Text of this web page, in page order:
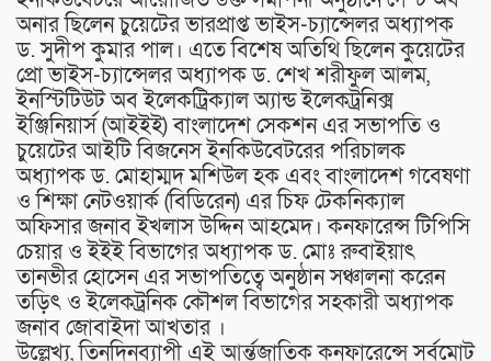
অনার ছিলেন চুয়েটের ভারপ্রাপ্ত ভাইস-চ্যান্সেলর অধ্যাপক
ড. সুদীপ কুমার পাল। এতে বিশেষ অতিথি ছিলেন কুয়েটের
প্রো ভাইস-চ্যান্সেলর অধ্যাপক ড. শেখ শরীফুল আলম,
ইনস্টিটিউট অব ইলেকট্রিক্যাল অ্যান্ড ইলেকট্রনিক্স
ইঞ্জিনিয়ার্স (আইইই) বাংলাদেশ সেকশন এর সভাপতি ও
চুয়েটের আইটি বিজনেস ইনকিউবেটরের পরিচালক
অধ্যাপক ড. মোহাম্মদ মশিউল হক এবং বাংলাদেশ গবেষণা
ও শিক্ষা নেটওয়ার্ক (বিডিরেন) এর চিফ টেকনিক্যাল
অফিসার জনাব ইখলাস উদ্দিন আহমেদ। কনফারেন্স টিপিসি
চেয়ার ও ইইই বিভাগের অধ্যাপক ড. মোঃ রুবাইয়াৎ
তানভীর হোসেন এর সভাপতিত্বে অনুষ্ঠান সঞ্চালনা করেন
তড়িৎ ও ইলেকট্রনিক কৌশল বিভাগের সহকারী অধ্যাপক
জনাব জোবাইদা আখতার ।
উল্লেখ্য, তিনদিনব্যাপী এই আর্ন্তজাতিক কনফারেন্সে সর্বমোট